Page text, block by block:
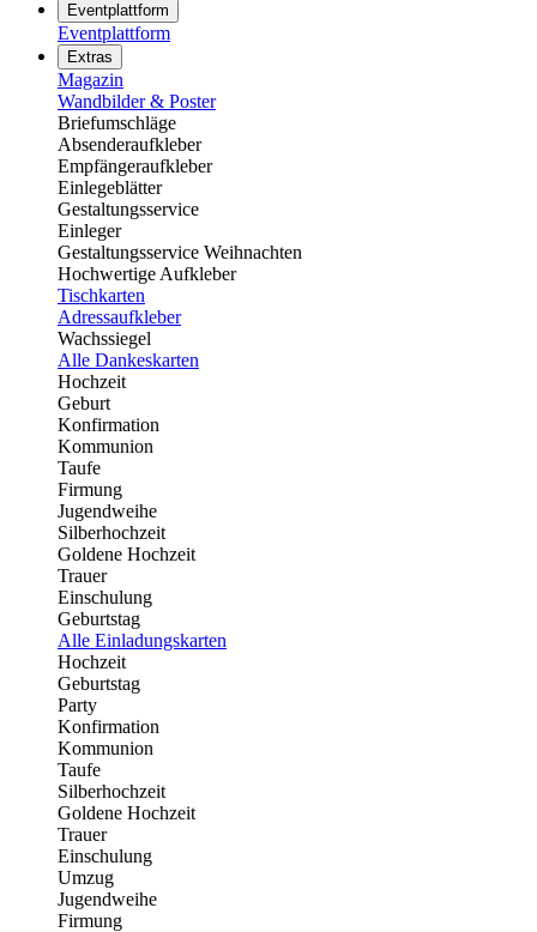
Eventplattform
Eventplattform
Extras
Magazin
Wandbilder & Poster
Briefumschläge
Absenderaufkleber
Empfängeraufkleber
Einlegeblätter
Gestaltungsservice
Einleger
Gestaltungsservice Weihnachten
Hochwertige Aufkleber
Tischkarten
Adressaufkleber
Wachssiegel
Alle Dankeskarten
Hochzeit
Geburt
Konfirmation
Kommunion
Taufe
Firmung
Jugendweihe
Silberhochzeit
Goldene Hochzeit
Trauer
Einschulung
Geburtstag
Alle Einladungskarten
Hochzeit
Geburtstag
Party
Konfirmation
Kommunion
Taufe
Silberhochzeit
Goldene Hochzeit
Trauer
Einschulung
Umzug
Jugendweihe
Firmung